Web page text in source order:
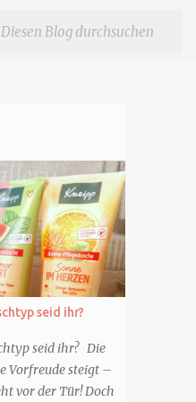
seid ihr?
seid ihr? Die
Vorfreude steigt –
vor der Tür! Doch